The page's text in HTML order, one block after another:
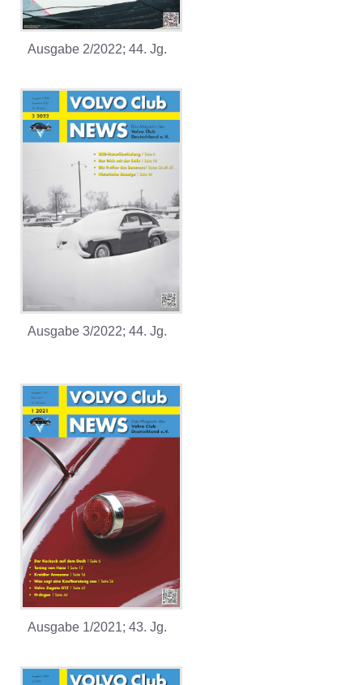
Ausgabe 2/2022; 44. Jg.
Ausgabe 3/2022; 44. Jg.
Ausgabe 1/2021; 43. Jg.